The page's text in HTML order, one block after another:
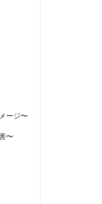
ージ〜
〜